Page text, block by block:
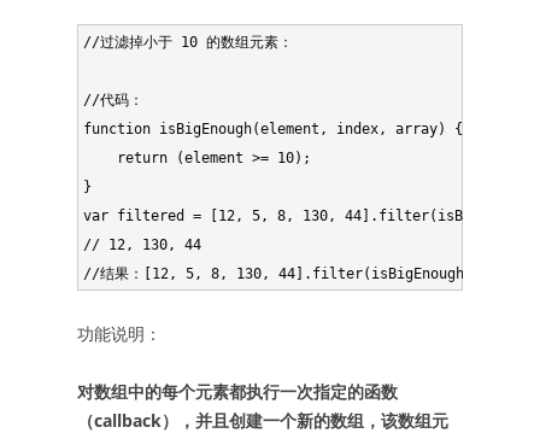
//过滤掉小于 10 的数组元素：
//代码：
function isBigEnough(element, index, array) {
    return (element >= 10);
}
var filtered = [12, 5, 8, 130,
// 12, 130, 44
功能说明：
对数组中的每个元素都执行一次指定的函数
（callback），并且创建一个新的数组，该数组元